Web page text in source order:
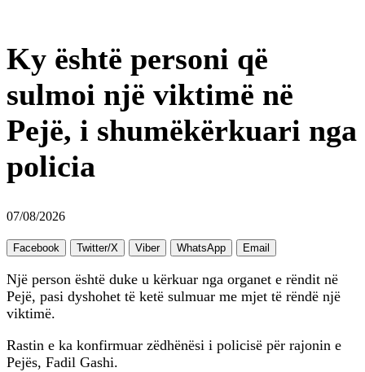
Ky është personi që
sulmoi një viktimë në
Pejë, i shumëkërkuari nga
policia
07/08/2026
Facebook Twitter/X Viber WhatsApp Email
Një person është duke u kërkuar nga organet e rëndit në
Pejë, pasi dyshohet të ketë sulmuar me mjet të rëndë një
viktimë.
Rastin e ka konfirmuar zëdhënësi i policisë për rajonin e
Pejës, Fadil Gashi.